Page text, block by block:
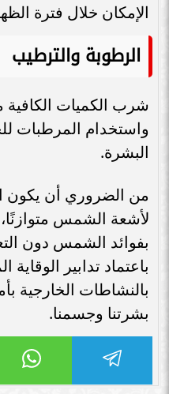
الإمكان خلال فترة
الرطوبة والترطيب
شرب الكميات الكافية
واستخدام المرطبات
البشرة.
من الضروري أن
لأشعة الشمس
بفوائد الشمس دون
باعتماد تدابير الوقاية
بالنشاطات الخارجية
بشرتنا وجسمنا.